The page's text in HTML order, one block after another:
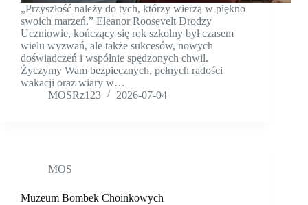
„Przyszłość należy do tych, którzy wierzą w piękno
swoich marzeń.” Eleanor Roosevelt Drodzy
Uczniowie, kończący się rok szkolny był czasem
wielu wyzwań, ale także sukcesów, nowych
doświadczeń i wspólnie spędzonych chwil.
Życzymy Wam bezpiecznych, pełnych radości
wakacji oraz wiary w…
MOSRz123
2026-07-04
MOS
Muzeum Bombek Choinkowych